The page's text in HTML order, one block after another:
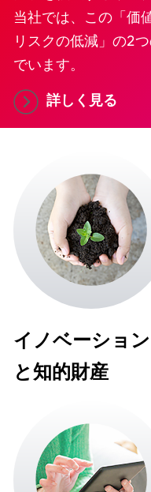
当社では、この「価
リスクの低減」の2
でいます。
詳しく見る
イノベーション
と知的財産